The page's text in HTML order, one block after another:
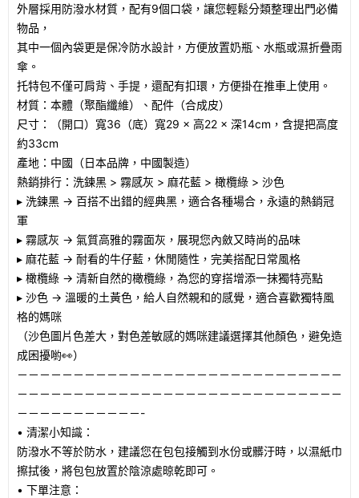
外層採用防潑水材質，配有9個口袋，讓您輕鬆分類整理出門必備
物品，
其中一個內袋更是保冷防水設計，方便放置奶瓶、水瓶或濕折疊雨
傘。
托特包不僅可肩背、手提，還配有扣環，方便掛在推車上使用。
材質：本體（聚酯纖維）、配件（合成皮）
尺寸：（開口）寬36（底）寬29 × 高22 × 深14cm，含提把高度
約33cm
產地：中國（日本品牌，中國製造）
熱銷排行：洗鍊黑 > 霧感灰 > 麻花藍 > 橄欖綠 > 沙色
▸ 洗鍊黑 → 百搭不出錯的經典黑，適合各種場合，永遠的熱銷冠
軍
▸ 霧感灰 → 氣質高雅的霧面灰，展現您內斂又時尚的品味
▸ 麻花藍 → 耐看的牛仔藍，休閒隨性，完美搭配日常風格
▸ 橄欖綠 → 清新自然的橄欖綠，為您的穿搭增添一抹獨特亮點
▸ 沙色 → 溫暖的土黃色，給人自然親和的感覺，適合喜歡獨特風
格的媽咪
（沙色圖片色差大，對色差敏感的媽咪建議選擇其他顏色，避免造
成困擾喲👀）
－－－－－－－－－－－－－－－－－－－－－－－－－－－－－
－－－－－－－－－－－－－－－－－－－－－－－－－－－－－
－－－－－－－－－－－-
• 清潔小知識：
防潑水不等於防水，建議您在包包接觸到水份或髒汙時，以濕紙巾
擦拭後，將包包放置於陰涼處晾乾即可。
• 下單注意：